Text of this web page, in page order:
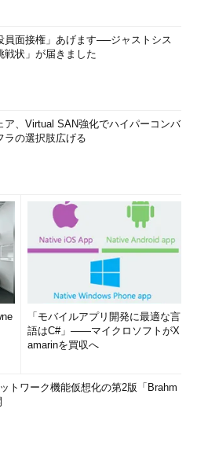
員面接権」あげます──ジャストシス
戦状」が届きました
ア、Virtual SAN強化でハイパーコンバ
ラの選択肢広げる
「モバイルアプリ開発に最適な言
語はC#」――マイクロソフトがX
amarinを買収へ
トワーク機能仮想化の第2版「Brahm